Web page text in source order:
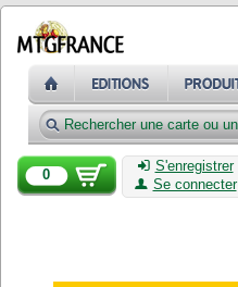
0
S'enregistrer
Se connecter